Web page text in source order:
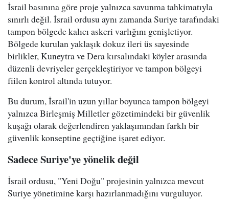
İsrail basınına göre proje yalnızca savunma tahkimatıyla
sınırlı değil. İsrail ordusu aynı zamanda Suriye tarafındaki
tampon bölgede kalıcı askeri varlığını genişletiyor.
Bölgede kurulan yaklaşık dokuz ileri üs sayesinde
birlikler, Kuneytra ve Dera kırsalındaki köyler arasında
düzenli devriyeler gerçekleştiriyor ve tampon bölgeyi
fiilen kontrol altında tutuyor.
Bu durum, İsrail'in uzun yıllar boyunca tampon bölgeyi
yalnızca Birleşmiş Milletler gözetimindeki bir güvenlik
kuşağı olarak değerlendiren yaklaşımından farklı bir
güvenlik konseptine geçtiğine işaret ediyor.
Sadece Suriye'ye yönelik değil
İsrail ordusu, "Yeni Doğu" projesinin yalnızca mevcut
Suriye yönetimine karşı hazırlanmadığını vurguluyor.